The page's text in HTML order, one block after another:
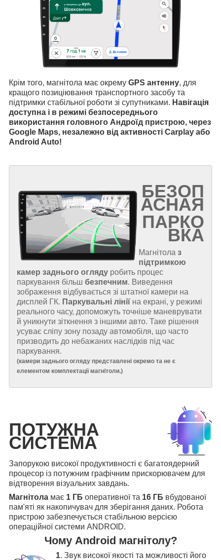
Крім того, магнітола має окрему GPS антенну, для
кращого позиціювання транспортного засобу та
підтримки стабільної роботи зі супутниками. Навігація
доступна і в режимі безпосереднього
використання головного Андроїд пристрою, через
Google Maps, незалежно від активності Carplay або
Android Auto!
БЕЗОП
АСНАЯ
ПАРКО
ВКА
Магнітола з
підтримкою
камер заднього огляду робить процес
паркування більш безпечним. Виведення
зображення відбувається зі штатної камери на
дисплей ГК. Паркувальні лінії на екрані, у режимі
реального часу, допоможуть точніше маневрувати
й уникнути зіткнення з іншими авто. Таке рішення
усуває сліпу зону позаду автомобіля, що часто
призводить до небажаних наслідків під час
паркування.
(камери заднього огляду представлені окремо та не є
елементом комплектації магнітоли.)
ПОТУЖНА
СИСТЕМА
Запорукою високої продуктивності є багатоядерний
процесор із потужним графічним прискорювачем для
відтворення візуальних завдань.
Магнітола має 1 ГБ оперативної та 16 ГБ вбудованої
пам'яті як накопичувач для зберігання даних. Робота
пристрою забезпечується стабільною версією
операційної системи ANDROID.
Чому Android магнітолу?
1. Звук високої якості та можливості його